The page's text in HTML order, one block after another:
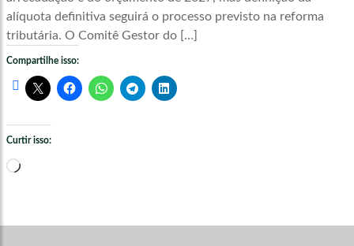
alíquota definitiva seguirá o processo previsto na reforma
tributária. O Comitê Gestor do […]
Compartilhe isso:
Curtir isso:
Carregando...